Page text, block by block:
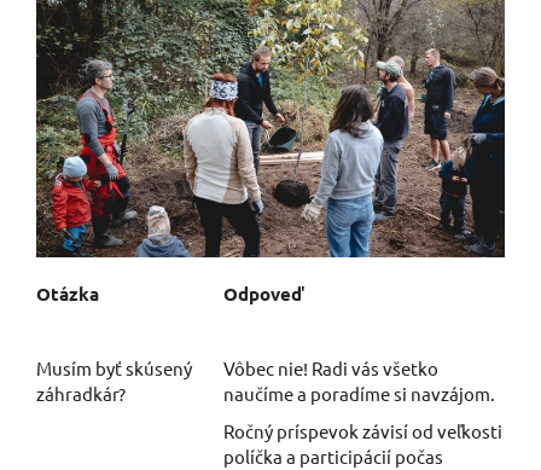
Otázka Odpoveď
Musím byť skúsený
záhradkár?
Vôbec nie! Radi vás všetko
naučíme a poradíme si navzájom.
Ročný príspevok závisí od veľkosti
políčka a participácií počas